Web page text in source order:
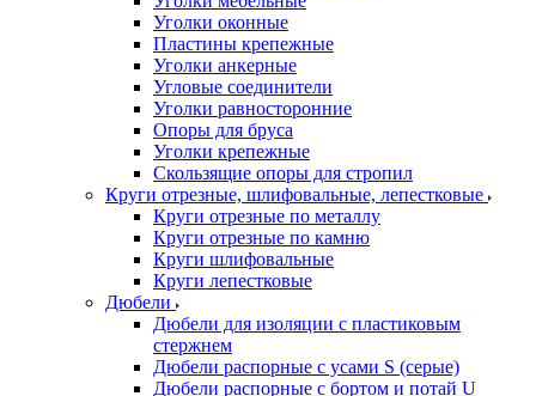
Уголки оконные
Пластины крепежные
Уголки анкерные
Угловые соединители
Уголки равносторонние
Опоры для бруса
Уголки крепежные
Скользящие опоры для стропил
Круги отрезные, шлифовальные, лепестковые
Круги отрезные по металлу
Круги отрезные по камню
Круги шлифовальные
Круги лепестковые
Дюбели
Дюбели для изоляции с пластиковым
стержнем
Дюбели распорные с усами S (серые)
Дюбели распорные c бортом и потай U